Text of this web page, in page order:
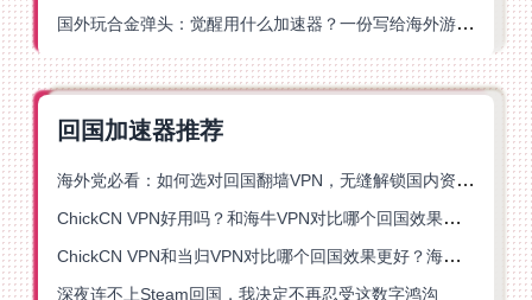
国外玩合金弹头：觉醒用什么加速器？一份写给海外游子的畅玩指南
回国加速器推荐
海外党必看：如何选对回国翻墙VPN，无缝解锁国内资源？
ChickCN VPN好用吗？和海牛VPN对比哪个回国效果更好？
ChickCN VPN和当归VPN对比哪个回国效果更好？海外党亲测后选了它
深夜连不上Steam回国，我决定不再忍受这数字鸿沟